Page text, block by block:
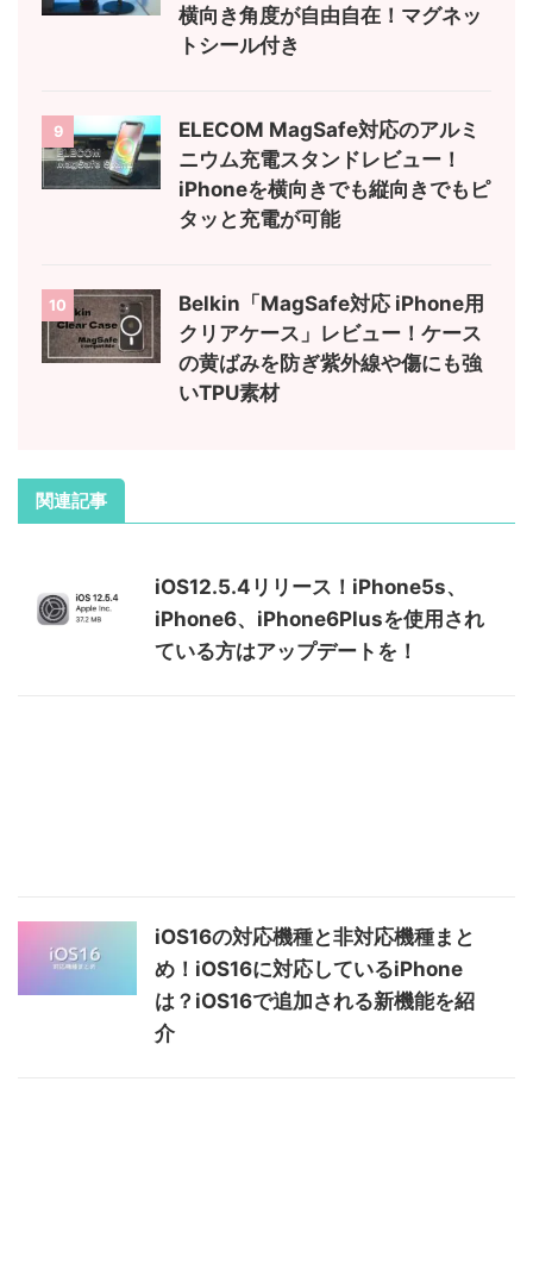
横向き角度が自由自在！マグネッ
トシール付き
9
ELECOM MagSafe対応のアルミ
ニウム充電スタンドレビュー！
iPhoneを横向きでも縦向きでもピ
タッと充電が可能
10
Belkin「MagSafe対応 iPhone用
クリアケース」レビュー！ケース
の黄ばみを防ぎ紫外線や傷にも強
いTPU素材
関連記事
iOS12.5.4リリース！iPhone5s、
iPhone6、iPhone6Plusを使用され
ている方はアップデートを！
iOS16の対応機種と非対応機種まと
め！iOS16に対応しているiPhone
は？iOS16で追加される新機能を紹
介